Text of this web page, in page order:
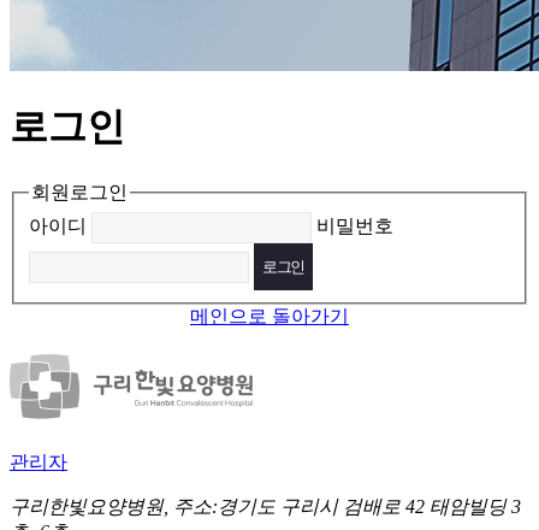
로그인
회원로그인
아이디
비밀번호
메인으로 돌아가기
관리자
구리한빛요양병원, 주소:경기도 구리시 검배로 42 태암빌딩 3